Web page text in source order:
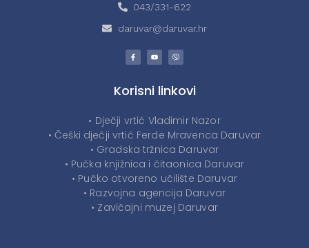
043/331-622
daruvar@daruvar.hr
Korisni linkovi
• Dječji vrtić Vladimir Nazor
• Češki dječji vrtić Ferde Mravenca Daruvar
• Gradska tržnica Daruvar
• Pučka knjižnica i čitaonica Daruvar
• Pučko otvoreno učilište Daruvar
• Razvojna agencija Daruvar
• Zavičajni muzej Daruvar